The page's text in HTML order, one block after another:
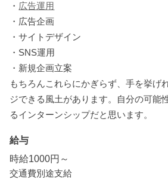
・ 広告運用
・広告企画
・サイトデザイン
・SNS運用
・新規企画立案
もちろんこれらにかぎらず、手を挙げ
ジできる風土があります。自分の可能
るインターンシップだと思います。
給与
時給1000円～
交通費別途支給